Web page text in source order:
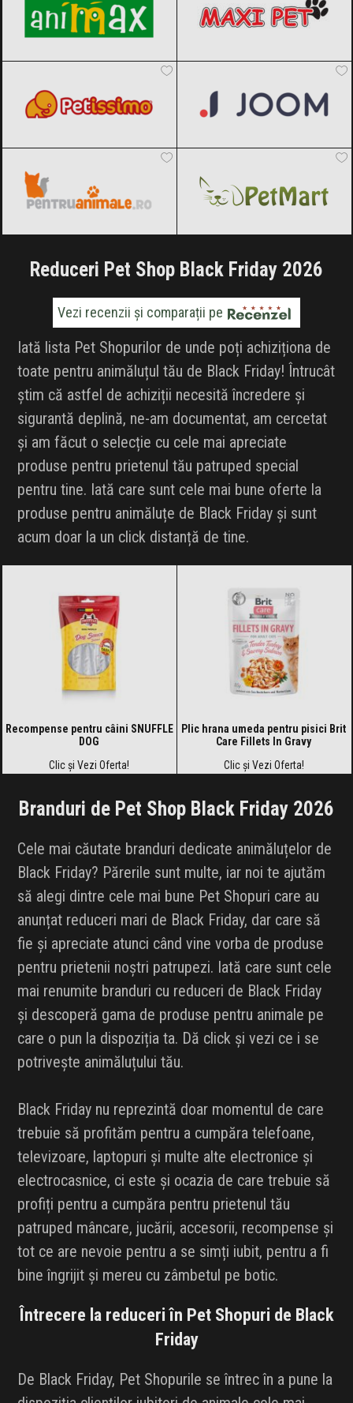
Reduceri Pet Shop Black Friday 2026
Vezi recenzii și comparații pe
Iată lista Pet Shopurilor de unde poți achiziționa de
toate pentru animăluțul tău de Black Friday! Întrucât
știm că astfel de achiziții necesită încredere și
sigurantă deplină, ne-am documentat, am cercetat
și am făcut o selecție cu cele mai apreciate
produse pentru prietenul tău patruped special
pentru tine. Iată care sunt cele mai bune oferte la
produse pentru animăluțe de Black Friday și sunt
acum doar la un click distanță de tine.
Recompense pentru câini SNUFFLE
DOG
Clic și Vezi Oferta!
Plic hrana umeda pentru pisici Brit
Care Fillets In Gravy
Clic și Vezi Oferta!
Branduri de Pet Shop Black Friday 2026
Cele mai căutate branduri dedicate animăluțelor de
Black Friday? Părerile sunt multe, iar noi te ajutăm
să alegi dintre cele mai bune Pet Shopuri care au
anunțat reduceri mari de Black Friday, dar care să
fie și apreciate atunci când vine vorba de produse
pentru prietenii noștri patrupezi. Iată care sunt cele
mai renumite branduri cu reduceri de Black Friday
și descoperă gama de produse pentru animale pe
care o pun la dispoziția ta. Dă click și vezi ce i se
potrivește animăluțului tău.
Black Friday nu reprezintă doar momentul de care
trebuie să profităm pentru a cumpăra telefoane,
televizoare, laptopuri și multe alte electronice și
electrocasnice, ci este și ocazia de care trebuie să
profiți pentru a cumpăra pentru prietenul tău
patruped mâncare, jucării, accesorii, recompense și
tot ce are nevoie pentru a se simți iubit, pentru a fi
bine îngrijit și mereu cu zâmbetul pe botic.
Întrecere la reduceri în Pet Shopuri de Black
Friday
De Black Friday, Pet Shopurile se întrec în a pune la